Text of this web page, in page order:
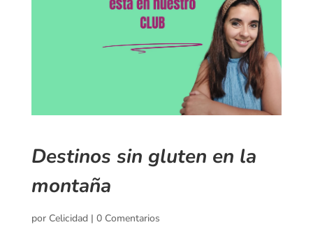
Destinos sin gluten en la
montaña
por Celicidad| 0 Comentarios